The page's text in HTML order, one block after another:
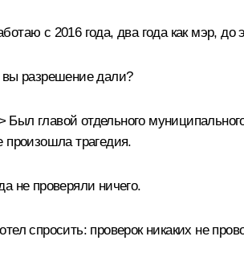
с 2016 года, два года как мэр,
вы разрешение дали?
главой отдельного
произошла трагедия.
не проверяли ничего.
спросить: проверок никаких не